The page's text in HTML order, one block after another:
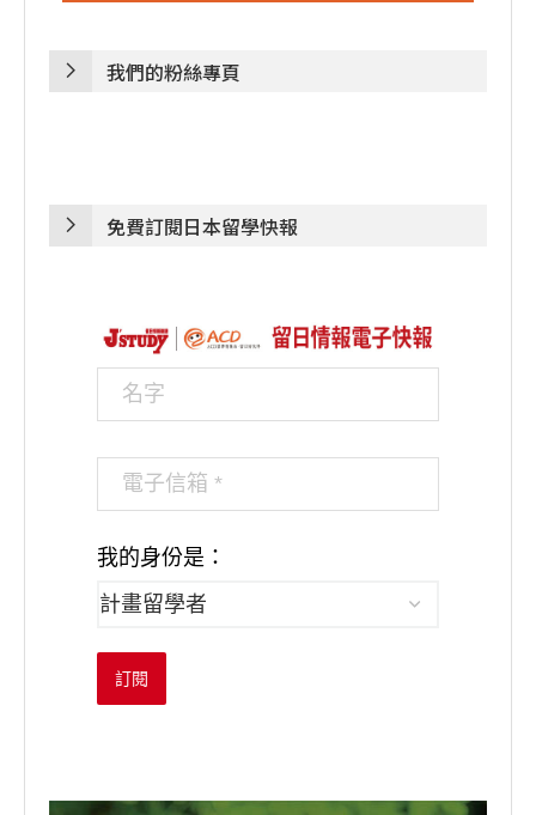
我們的粉絲專頁
免費訂閱日本留學快報
我的身份是：
訂閱